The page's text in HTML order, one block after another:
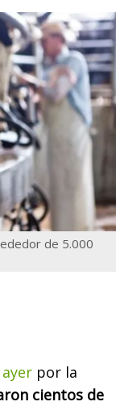
de 5.000
por la
cientos de